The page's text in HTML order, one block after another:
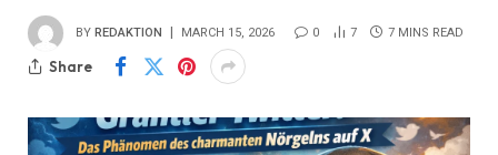
BY REDAKTION MARCH 15, 2026 0 7 7 MINS READ
Share